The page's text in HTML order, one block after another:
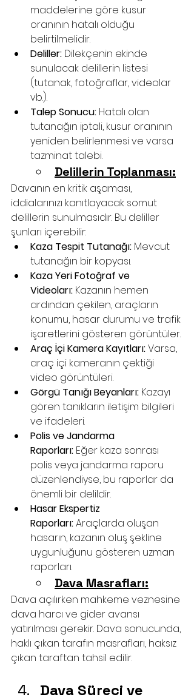
maddelerine göre kusur
oranının hatalı olduğu
belirtilmelidir.
Deliller: Dilekçenin ekinde
sunulacak delillerin listesi
(tutanak, fotoğraflar, videolar
vb.).
Talep Sonucu: Hatalı olan
tutanağın iptali, kusur oranının
yeniden belirlenmesi ve varsa
tazminat talebi.
Delillerin Toplanması:
Davanın en kritik aşaması,
iddialarınızı kanıtlayacak somut
delillerin sunulmasıdır. Bu deliller
şunları içerebilir:
Kaza Tespit Tutanağı: Mevcut
tutanağın bir kopyası.
Kaza Yeri Fotoğraf ve
Videoları: Kazanın hemen
ardından çekilen, araçların
konumu, hasar durumu ve trafik
işaretlerini gösteren görüntüler.
Araç İçi Kamera Kayıtları: Varsa,
araç içi kameranın çektiği
video görüntüleri.
Görgü Tanığı Beyanları: Kazayı
gören tanıkların iletişim bilgileri
ve ifadeleri.
Polis ve Jandarma
Raporları: Eğer kaza sonrası
polis veya jandarma raporu
düzenlendiyse, bu raporlar da
önemli bir delildir.
Hasar Ekspertiz
Raporları: Araçlarda oluşan
hasarın, kazanın oluş şekline
uygunluğunu gösteren uzman
raporları.
Dava Masrafları:
Dava açılırken mahkeme veznesine
dava harcı ve gider avansı
yatırılması gerekir. Dava sonucunda,
haklı çıkan tarafın masrafları, haksız
çıkan taraftan tahsil edilir.
Dava Süreci ve